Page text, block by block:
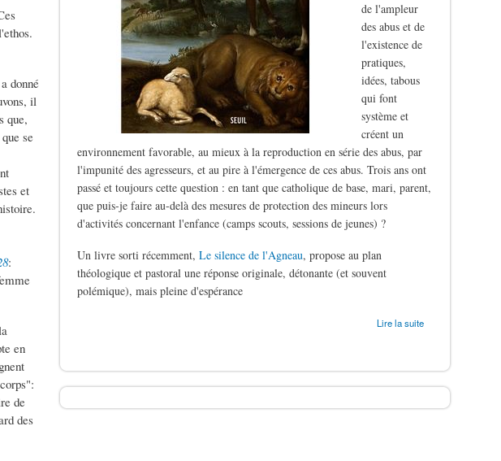
donné
il
que,
se
et
:
en
de
des
de l'ampleur
des abus et de
l'existence de
pratiques,
idées, tabous
qui font
système et
créent un
environnement favorable, au mieux à la reproduction en série des abus, par
l'impunité des agresseurs, et au pire à l'émergence de ces abus. Trois ans ont
passé et toujours cette question : en tant que catholique de base, mari, parent,
que puis-je faire au-delà des mesures de protection des mineurs lors
d'activités concernant l'enfance (camps scouts, sessions de jeunes) ?
Un livre sorti récemment,Le silence de l'Agneau, propose au plan
théologique et pastoral une réponse originale, détonante (et souvent
polémique), mais pleine d'espérance
Lire la suite